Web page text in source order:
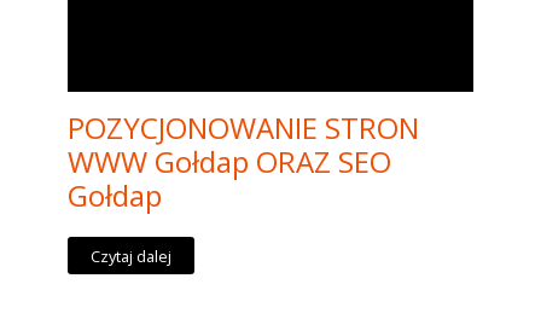
POZYCJONOWANIE STRON
WWW Gołdap ORAZ SEO
Gołdap
Czytaj dalej